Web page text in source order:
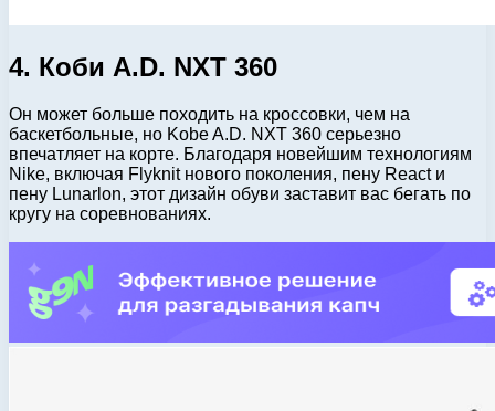
4. Коби А.D. NXT 360
Он может больше походить на кроссовки, чем на
баскетбольные, но Kobe A.D. NXT 360 серьезно
впечатляет на корте. Благодаря новейшим технологиям
Nike, включая Flyknit нового поколения, пену React и
пену Lunarlon, этот дизайн обуви заставит вас бегать по
кругу на соревнованиях.